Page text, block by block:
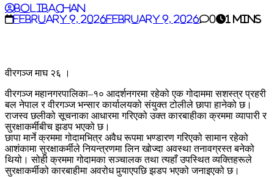
BoliBachan
February 9, 2026February 9, 2026 0 1 mins
वीरगञ्ज माघ २६ ।
वीरगञ्ज महानगरपालिका–१० आदर्शनगरमा रहेको एक गोदाममा सशस्त्र प्रहरी
बल नेपाल र वीरगञ्ज भन्सार कार्यालयको संयुक्त टोलीले छापा हानेको छ।
राजस्व छलीको सूचनाका आधारमा गरिएको उक्त कारबाहीका क्रममा व्यापारी र
सुरक्षाकर्मीबीच झडप भएको छ।
छापा मार्ने क्रममा गोदामभित्र अवैध रूपमा भण्डारण गरिएको सामान रहेको
आशंकामा सुरक्षाकर्मीले नियन्त्रणमा लिन खोज्दा अवस्था तनावग्रस्त बनेको
थियो। सोही क्रममा गोदामका सञ्चालक तथा त्यहाँ उपस्थित व्यक्तिहरूले
सुरक्षाकर्मीको कारबाहीमा अवरोध पुर्‍याएपछि झडप भएको जनाइएको छ।